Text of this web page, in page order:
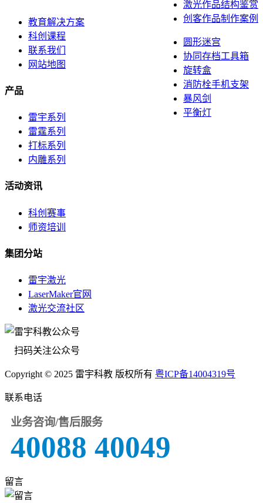
激光作品结构鉴赏
创客作品制作案例
圆形迷宫
协同存档工具箱
旋转盒
消防栓手机支架
暴风剑
平衡灯
教育解决方案
科创课程
联系我们
网站地图
产品
雷宇系列
雷霆系列
打标系列
内雕系列
活动资讯
科创赛事
师资培训
集团分站
雷宇激光
LaserMaker官网
激光交流社区
扫码关注公众号
Copyright © 2025 雷宇科教 版权所有 粤ICP备14004319号
联系电话
业务咨询/售后服务
40088 40049
留言